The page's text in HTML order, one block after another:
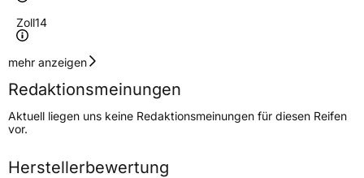
Zoll14
Geschwindigkeitsindex
Höchstgeschwindigkeit
190 km/h
Lastindex88
Höchstlast560 kg
mehr anzeigen
Redaktionsmeinungen
Aktuell liegen uns keine Redaktionsmeinungen für diesen Reifen
vor.
Herstellerbewertung